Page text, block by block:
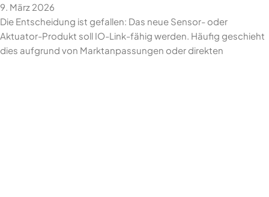
9. März 2026
Die Entscheidung ist gefallen: Das neue Sensor- oder
Aktuator-Produkt soll IO-Link-fähig werden. Häufig geschieht
dies aufgrund von Marktanpassungen oder direkten